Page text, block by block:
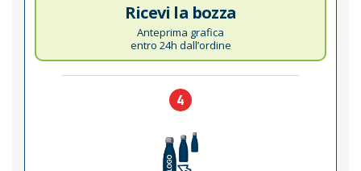
Ricevi la bozza
Anteprima grafica
entro 24h dall’ordine
4